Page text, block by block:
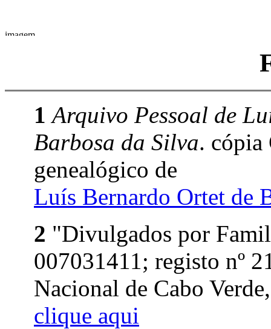
1 Arquivo Pessoal de
Barbosa da Silva.
genealógico de
Luís Bernardo Ortet de
2 "Divulgados por
007031411; registo nº
Nacional de Cabo
clique aqui